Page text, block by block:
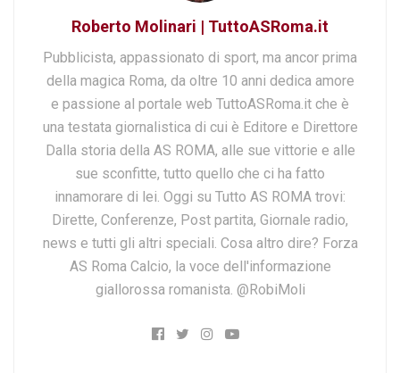
Roberto Molinari | TuttoASRoma.it
Pubblicista, appassionato di sport, ma ancor prima
della magica Roma, da oltre 10 anni dedica amore
e passione al portale web TuttoASRoma.it che è
una testata giornalistica di cui è Editore e Direttore
Dalla storia della AS ROMA, alle sue vittorie e alle
sue sconfitte, tutto quello che ci ha fatto
innamorare di lei. Oggi su Tutto AS ROMA trovi:
Dirette, Conferenze, Post partita, Giornale radio,
news e tutti gli altri speciali. Cosa altro dire? Forza
AS Roma Calcio, la voce dell'informazione
giallorossa romanista. @RobiMoli